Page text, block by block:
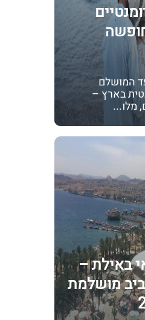
המושלם
בארץ –
מלו...
באילת –
מושלמת